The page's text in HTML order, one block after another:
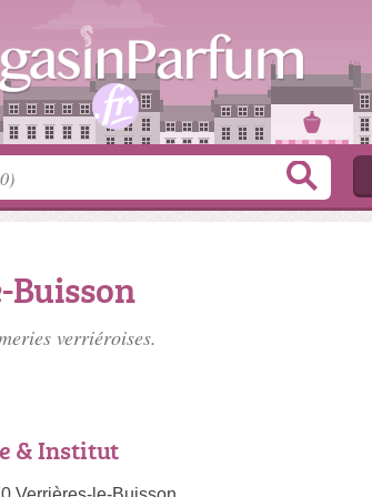
verriéroises.
& Institut